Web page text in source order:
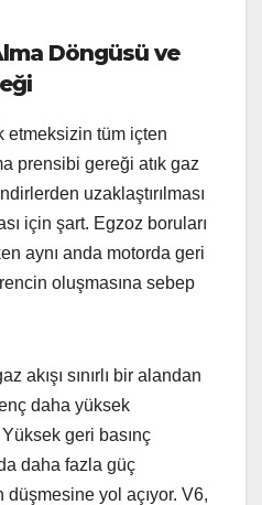
Döngüsü ve
etmeksizin tüm içten
prensibi gereği atık gaz
uzaklaştırılması
için şart. Egzoz boruları
aynı anda motorda geri
oluşmasına sebep
akışı sınırlı bir alandan
daha yüksek
geri basınç
daha fazla güç
düşmesine yol açıyor. V6,